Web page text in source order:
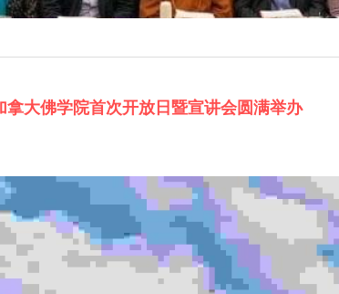
拿大佛学院首次开放日暨宣讲会圆满举办